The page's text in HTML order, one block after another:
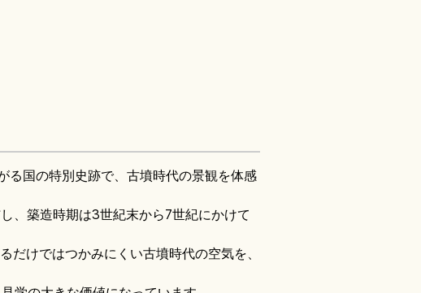
る国の特別史跡で、古墳時代の景観を体感
、築造時期は3世紀末から7世紀にかけて
けではつかみにくい古墳時代の空気を、